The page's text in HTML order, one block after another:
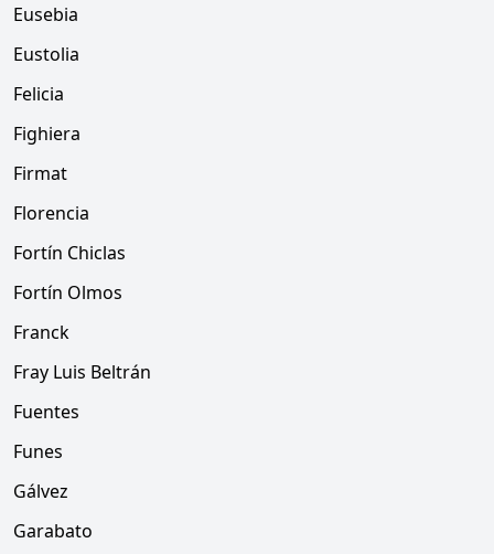
Eusebia
Eustolia
Felicia
Fighiera
Firmat
Florencia
Fortín Chiclas
Fortín Olmos
Franck
Fray Luis Beltrán
Fuentes
Funes
Gálvez
Garabato